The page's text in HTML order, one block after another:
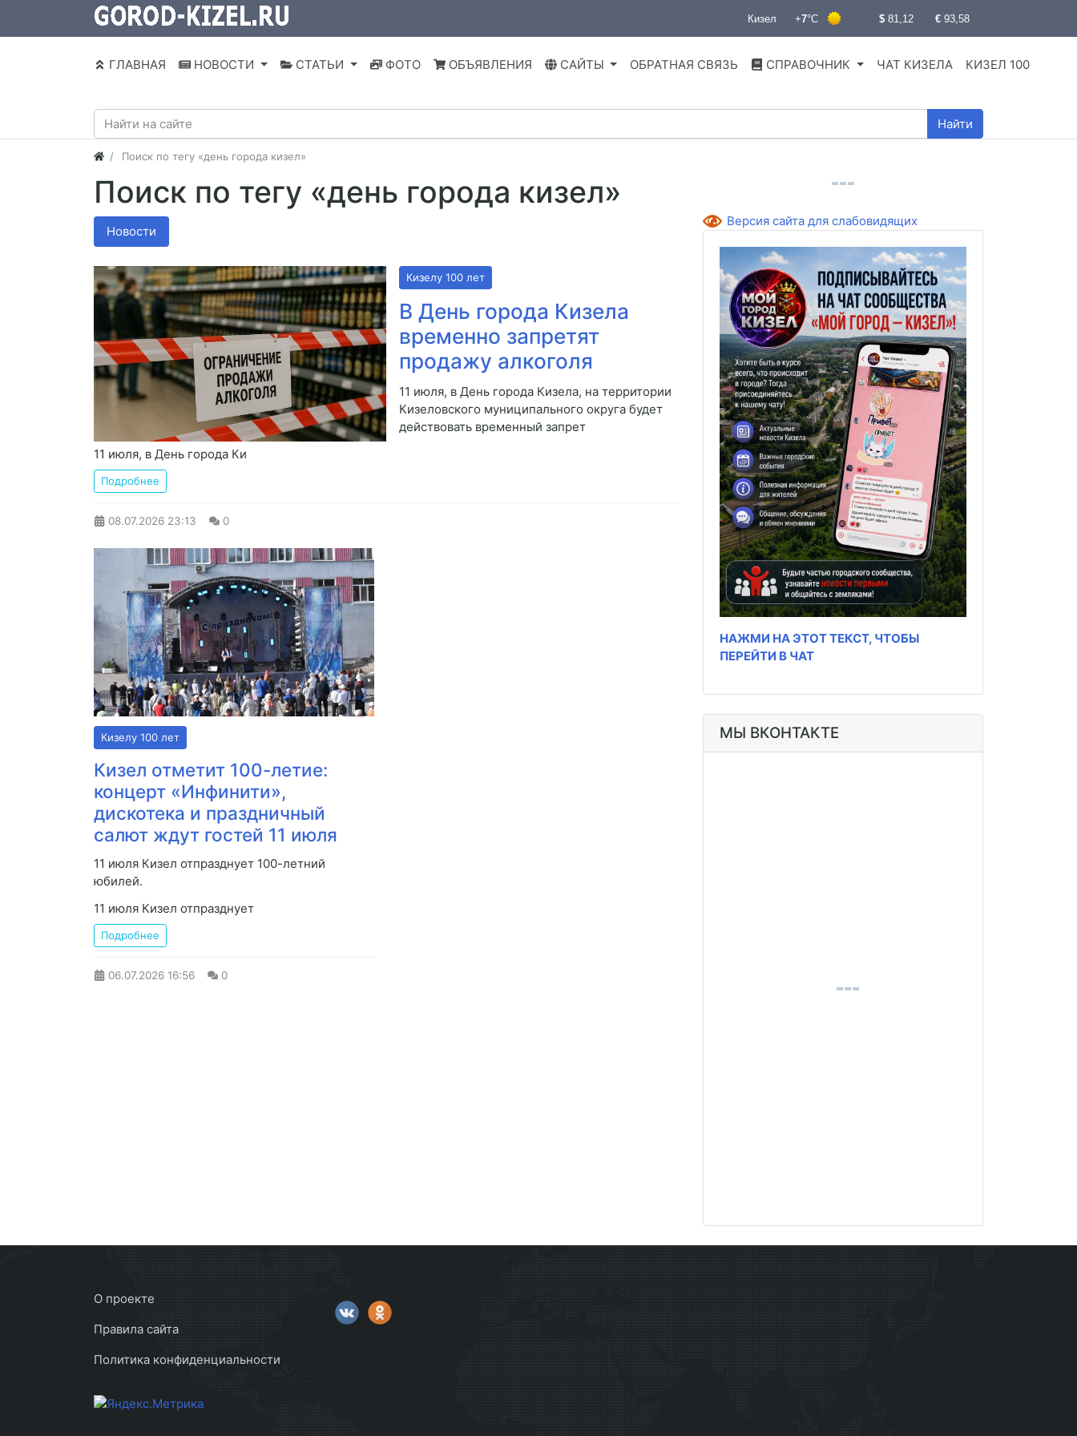
ГЛАВНАЯ НОВОСТИ СТАТЬИ ФОТО ОБЪЯВЛЕНИЯ САЙТЫ ОБРАТНАЯ СВЯЗЬ СПРАВОЧНИК ЧАТ КИЗЕЛА КИЗЕЛ 100
Найти
Поиск по тегу «день города кизел»
Поиск по тегу «день города кизел»
Новости
Кизелу 100 лет
В День города Кизела
временно запретят
продажу алкоголя
11 июля, в День города Кизела, на территории
Кизеловского муниципального округа будет
действовать временный запрет
11 июля, в День города Ки
Подробнее
08.07.2026 23:13 0
Кизелу 100 лет
Кизел отметит 100-летие:
концерт «Инфинити»,
дискотека и праздничный
салют ждут гостей 11 июля
11 июля Кизел отпразднует 100-летний
юбилей.
11 июля Кизел отпразднует
Подробнее
06.07.2026 16:56 0
Версия сайта для слабовидящих
НАЖМИ НА ЭТОТ ТЕКСТ, ЧТОБЫ
ПЕРЕЙТИ В ЧАТ
МЫ ВКОНТАКТЕ
О проекте
Правила сайта
Политика конфиденциальности